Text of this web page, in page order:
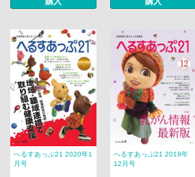
へるすあっぷ21 2020年1
月号
へるすあっぷ21 2019年
12月号